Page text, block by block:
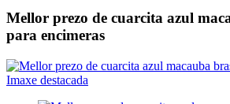
Mellor prezo de cuarcita azul
para encimeras